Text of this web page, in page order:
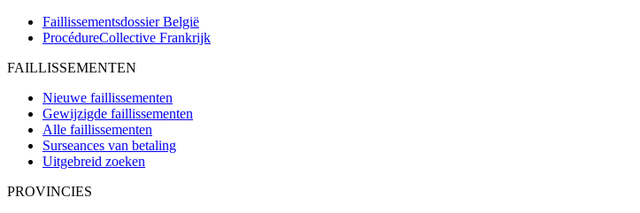
Faillissementsdossier België
ProcédureCollective Frankrijk
FAILLISSEMENTEN
Nieuwe faillissementen
Gewijzigde faillissementen
Alle faillissementen
Surseances van betaling
Uitgebreid zoeken
PROVINCIES